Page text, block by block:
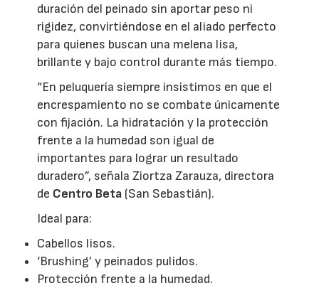
duración del peinado sin aportar peso ni
rigidez, convirtiéndose en el aliado perfecto
para quienes buscan una melena lisa,
brillante y bajo control durante más tiempo.
“En peluquería siempre insistimos en que el
encrespamiento no se combate únicamente
con fijación. La hidratación y la protección
frente a la humedad son igual de
importantes para lograr un resultado
duradero”, señala Ziortza Zarauza, directora
de Centro Beta (San Sebastián).
Ideal para:
Cabellos lisos.
‘Brushing’ y peinados pulidos.
Protección frente a la humedad.